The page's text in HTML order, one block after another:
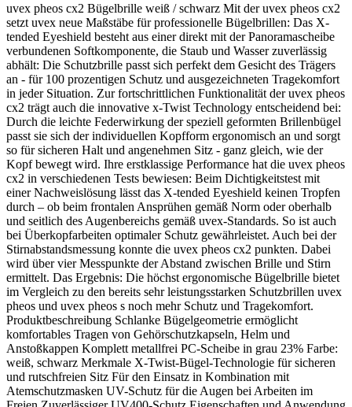
uvex pheos cx2 Bügelbrille weiß / schwarz Mit der uvex pheos cx2
setzt uvex neue Maßstäbe für professionelle Bügelbrillen: Das X-
tended Eyeshield besteht aus einer direkt mit der Panoramascheibe
verbundenen Softkomponente, die Staub und Wasser zuverlässig
abhält: Die Schutzbrille passt sich perfekt dem Gesicht des Trägers
an - für 100 prozentigen Schutz und ausgezeichneten Tragekomfort
in jeder Situation. Zur fortschrittlichen Funktionalität der uvex pheos
cx2 trägt auch die innovative x-Twist Technology entscheidend bei:
Durch die leichte Federwirkung der speziell geformten Brillenbügel
passt sie sich der individuellen Kopfform ergonomisch an und sorgt
so für sicheren Halt und angenehmen Sitz - ganz gleich, wie der
Kopf bewegt wird. Ihre erstklassige Performance hat die uvex pheos
cx2 in verschiedenen Tests bewiesen: Beim Dichtigkeitstest mit
einer Nachweislösung lässt das X-tended Eyeshield keinen Tropfen
durch – ob beim frontalen Ansprühen gemäß Norm oder oberhalb
und seitlich des Augenbereichs gemäß uvex-Standards. So ist auch
bei Überkopfarbeiten optimaler Schutz gewährleistet. Auch bei der
Stirnabstandsmessung konnte die uvex pheos cx2 punkten. Dabei
wird über vier Messpunkte der Abstand zwischen Brille und Stirn
ermittelt. Das Ergebnis: Die höchst ergonomische Bügelbrille bietet
im Vergleich zu den bereits sehr leistungsstarken Schutzbrillen uvex
pheos und uvex pheos s noch mehr Schutz und Tragekomfort.
Produktbeschreibung Schlanke Bügelgeometrie ermöglicht
komfortables Tragen von Gehörschutzkapseln, Helm und
Anstoßkappen Komplett metallfrei PC-Scheibe in grau 23% Farbe:
weiß, schwarz Merkmale X-Twist-Bügel-Technologie für sicheren
und rutschfreien Sitz Für den Einsatz in Kombination mit
Atemschutzmasken UV-Schutz für die Augen bei Arbeiten im